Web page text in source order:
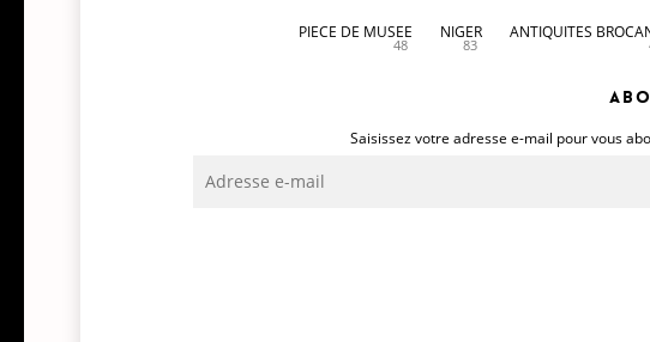
PIECE DE MUSEE
48
NIGER
83
ANTIQUITES
Saisissez votre adresse e-mail pour vous